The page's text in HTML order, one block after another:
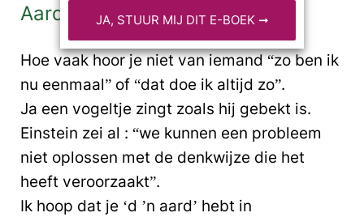
Aard en verandering
Hoe vaak hoor je niet van iemand “zo ben ik
nu eenmaal” of “dat doe ik altijd zo”.
Ja een vogeltje zingt zoals hij gebekt is.
Einstein zei al : “we kunnen een probleem
niet oplossen met de denkwijze die het
heeft veroorzaakt”.
Ik hoop dat je ‘d ’n aard’ hebt in